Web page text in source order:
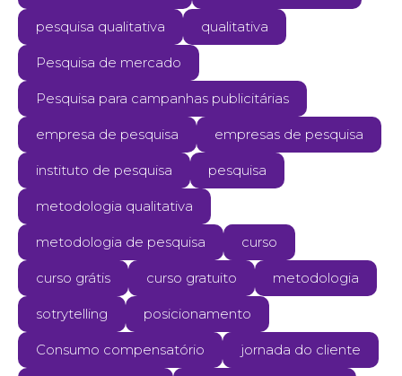
pesquisa qualitativa qualitativa
Pesquisa de mercado
Pesquisa para campanhas publicitárias
empresa de pesquisa empresas de pesquisa
instituto de pesquisa pesquisa
metodologia qualitativa
metodologia de pesquisa curso
curso grátis curso gratuito metodologia
sotrytelling posicionamento
Consumo compensatório jornada do cliente